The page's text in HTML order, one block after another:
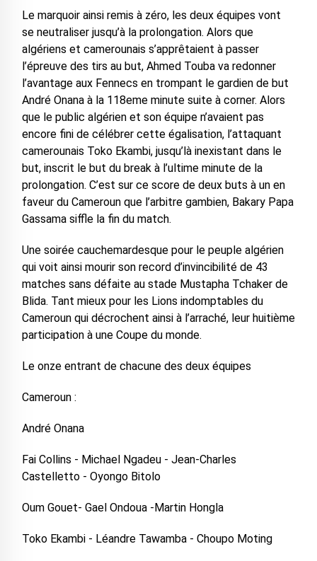
Le marquoir ainsi remis à zéro, les deux équipes vont
se neutraliser jusqu’à la prolongation. Alors que
algériens et camerounais s’apprêtaient à passer
l’épreuve des tirs au but, Ahmed Touba va redonner
l’avantage aux Fennecs en trompant le gardien de but
André Onana à la 118eme minute suite à corner. Alors
que le public algérien et son équipe n’avaient pas
encore fini de célébrer cette égalisation, l’attaquant
camerounais Toko Ekambi, jusqu’là inexistant dans le
but, inscrit le but du break à l’ultime minute de la
prolongation. C’est sur ce score de deux buts à un en
faveur du Cameroun que l’arbitre gambien, Bakary Papa
Gassama siffle la fin du match.
Une soirée cauchemardesque pour le peuple algérien
qui voit ainsi mourir son record d’invincibilité de 43
matches sans défaite au stade Mustapha Tchaker de
Blida. Tant mieux pour les Lions indomptables du
Cameroun qui décrochent ainsi à l’arraché, leur huitième
participation à une Coupe du monde.
Le onze entrant de chacune des deux équipes
Cameroun :
André Onana
Fai Collins - Michael Ngadeu - Jean-Charles
Castelletto - Oyongo Bitolo
Oum Gouet- Gael Ondoua -Martin Hongla
Toko Ekambi - Léandre Tawamba - Choupo Moting